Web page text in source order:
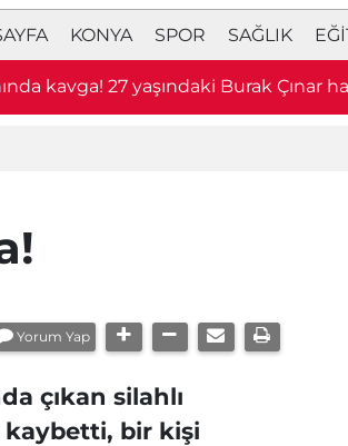
KONYA SPOR SAĞLIK
kavga! 27 yaşındaki Burak Çınar
Yorum Yap
çıkan silahlı
kaybetti, bir kişi